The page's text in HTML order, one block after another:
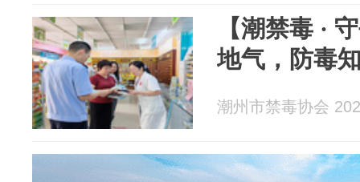
【潮禁毒 ·
地气，防毒
潮州市禁毒协会